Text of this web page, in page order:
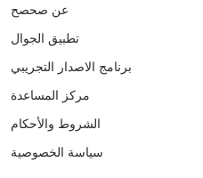
عن صحصح
تطبيق الجوال
برنامج الاصدار التجريبي
مركز المساعدة
الشروط والأحكام
سياسة الخصوصية